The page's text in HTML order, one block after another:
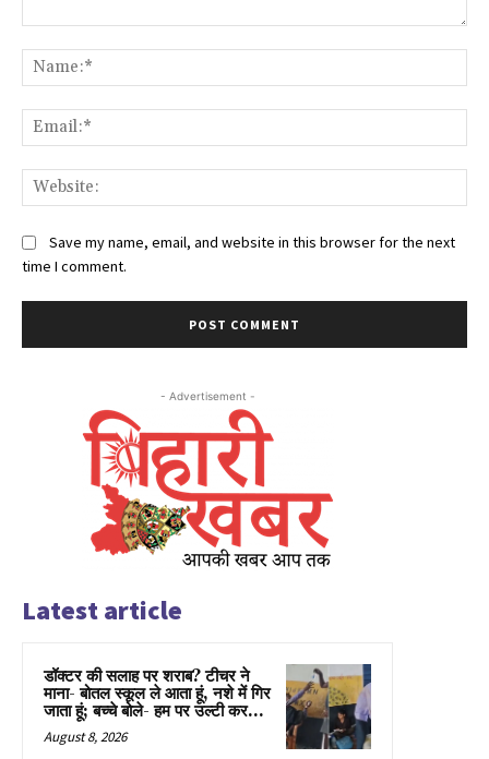
Save my name, email, and website in this browser for the next
time I comment.
- Advertisement -
Latest article
डॉक्टर की सलाह पर शराब? टीचर ने
माना- बोतल स्कूल ले आता हूं, नशे में गिर
जाता हूं; बच्चे बोले- हम पर उल्टी कर...
August 8, 2026